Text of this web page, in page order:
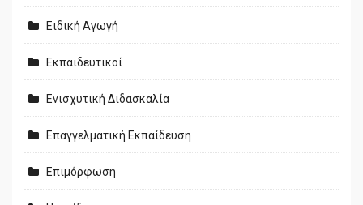
Ειδική Αγωγή
Εκπαιδευτικοί
Ενισχυτική Διδασκαλία
Επαγγελματική Εκπαίδευση
Επιμόρφωση